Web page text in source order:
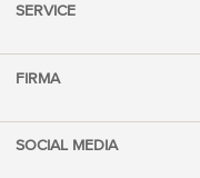
SERVICE
FIRMA
SOCIAL MEDIA